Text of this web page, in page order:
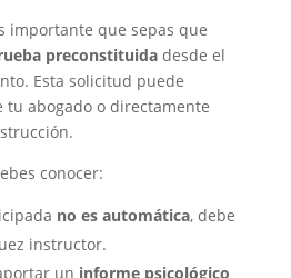
importante que sepas que
preconstituidadesde el
Esta solicitud puede
tu abogado o directamente
conocer:
no es automática, debe
instructor.
un informe psicológico